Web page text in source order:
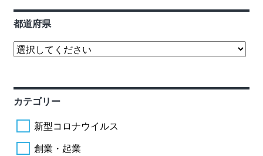
都道府県
カテゴリー
新型コロナウイルス
創業・起業